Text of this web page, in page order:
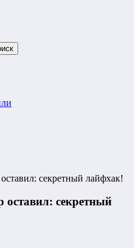
секретный лайфхак!
секретный